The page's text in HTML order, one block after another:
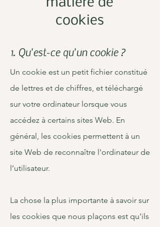
cookies
1. Qu'est-ce qu'un cookie ?
Un cookie est un petit fichier constitué
de lettres et de chiffres, et téléchargé
sur votre ordinateur lorsque vous
accédez à certains sites Web. En
général, les cookies permettent à un
site Web de reconnaître l'ordinateur de
l’utilisateur.
La chose la plus importante à savoir sur
les cookies que nous plaçons est qu'ils